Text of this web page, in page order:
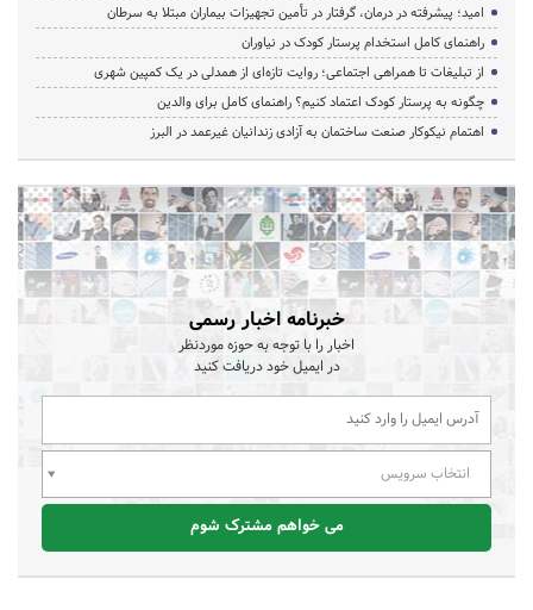
امید؛ پیشرفته در درمان، گرفتار در تأمین تجهیزات بیماران مبتلا به سرطان
راهنمای کامل استخدام پرستار کودک در نیاوران
از تبلیغات تا همراهی اجتماعی؛ روایت تازه‌ای از همدلی در یک کمپین شهری
چگونه به پرستار کودک اعتماد کنیم؟ راهنمای کامل برای والدین
اهتمام نیکوکار صنعت ساختمان به آزادی زندانیان غیرعمد در البرز
خبرنامه اخبار رسمی
اخبار را با توجه به حوزه موردنظر
در ایمیل خود دریافت کنید
انتخاب سرویس
می خواهم مشترک شوم